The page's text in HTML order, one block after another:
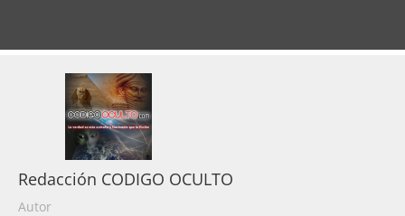
Redacción CODIGO OCULTO
Autor